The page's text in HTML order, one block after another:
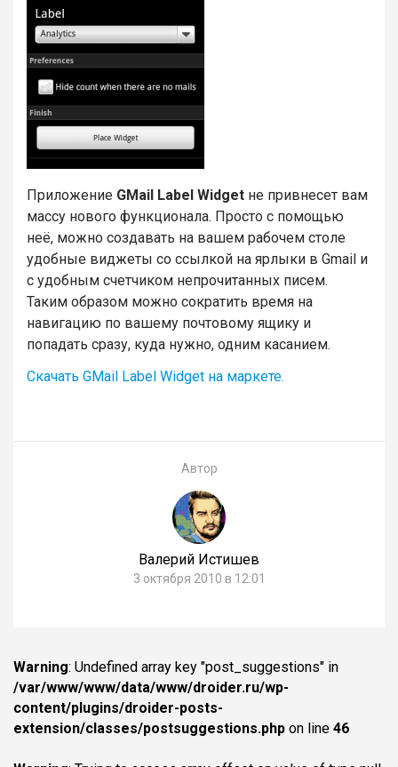
Приложение GMail Label Widget не привнесет вам
массу нового функционала. Просто с помощью
неё, можно создавать на вашем рабочем столе
удобные виджеты со ссылкой на ярлыки в Gmail и
c удобным счетчиком непрочитанных писем.
Таким образом можно сократить время на
навигацию по вашему почтовому ящику и
попадать сразу, куда нужно, одним касанием.
Скачать GMail Label Widget на маркете.
Автор
Валерий Истишев
3 октября 2010 в 12:01
Warning: Undefined array key "post_suggestions" in
/var/www/www/data/www/droider.ru/wp-
content/plugins/droider-posts-
extension/classes/postsuggestions.php on line 46